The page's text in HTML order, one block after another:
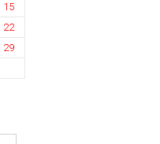
15
22
29